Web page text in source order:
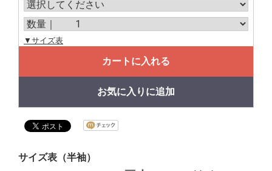
▼サイズ表
カートに入れる
お気に入りに追加
サイズ表（半袖）